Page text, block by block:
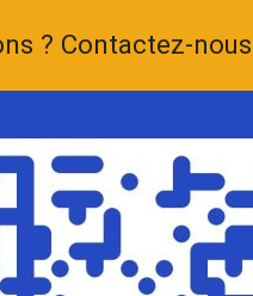
? Contactez-